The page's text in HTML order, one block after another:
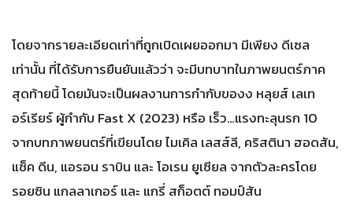
โดยจากรายละเอียดเท่าที่ถูกเปิดเผยออกมา มีเพียง ดีเซล
เท่านั้น ที่ได้รับการยืนยันแล้วว่า จะมีบทบาทในภาพยนตร์ภาค
สุดท้ายนี้ โดยมันจะเป็นผลงานการกำกับของง หลุยส์ เลเท
อร์เรียร์ ผู้กำกับ Fast X (2023) หรือ เร็ว…แรงทะลุนรก 10
จากบทภาพยนตร์ที่เขียนโดย ไมเคิล เลสส์ลี, คริสตินา ฮอดสัน,
แซ็ค ดีน, แอรอน ราบิน และ โอเรน ยูเซียล จากตัวละครโดย
รอยซิน แกลลาเกอร์ และ แกรี่ สก็อตต์ ทอมป์สัน